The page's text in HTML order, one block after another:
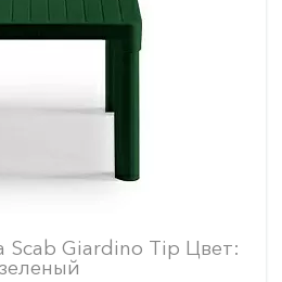
Scab Giardino Tip Цвет:
зеленый